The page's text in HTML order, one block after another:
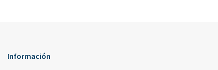
Información